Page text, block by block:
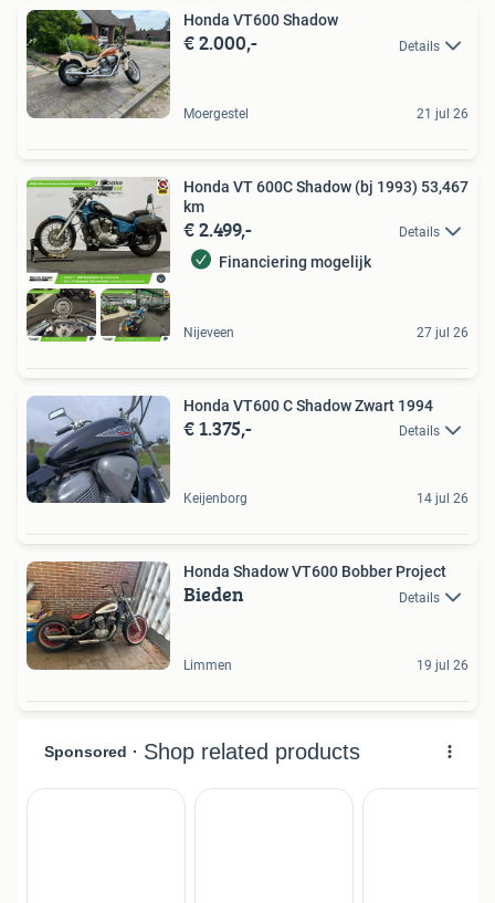
Honda VT600 Shadow
€ 2.000,- Details
Moergestel 21 jul 26
Honda VT 600C Shadow (bj 1993) 53,467
km
€ 2.499,- Details
Financiering mogelijk
Nijeveen 27 jul 26
Honda VT600 C Shadow Zwart 1994
€ 1.375,- Details
Keijenborg 14 jul 26
Honda Shadow VT600 Bobber Project
Bieden Details
Limmen 19 jul 26